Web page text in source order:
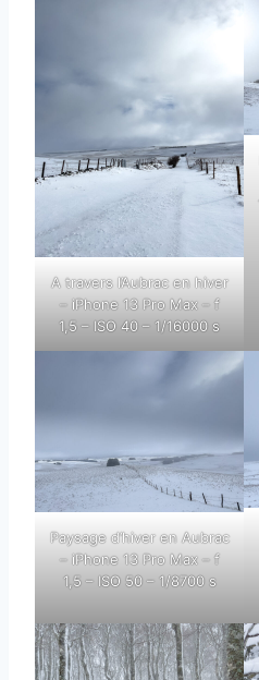
A travers l’Aubrac en hiver
– iPhone 13 Pro Max – f
1,5 – ISO 40 – 1/16000 s
Paysage d’hiver en Aubrac
– iPhone 13 Pro Max – f
1,5 – ISO 50 – 1/8700 s